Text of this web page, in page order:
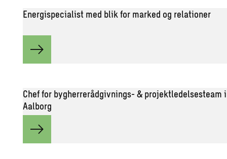
Energispecialist med blik for marked og relationer
Chef for bygherrerådgivnings- & projektledelsesteam i
Aalborg